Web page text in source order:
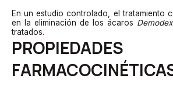
En un estudio controlado, el tratamiento
en la eliminación de los ácaros
tratados.
PROPIEDADES